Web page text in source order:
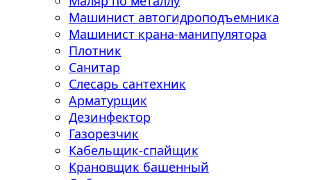
Машинист автогидроподъемника
Машинист крана-манипулятора
Плотник
Санитар
Слесарь сантехник
Арматурщик
Дезинфектор
Газорезчик
Кабельщик-спайщик
Крановщик башенный